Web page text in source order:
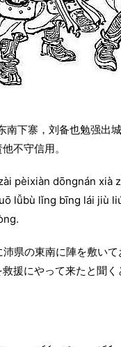
南下寨，刘备也勉强出
不守信用。
pèixiàn dōngnán xià
lǚbù lǐng bīng lái jiù
県の東南に陣を敷い
援にやって来たと聞